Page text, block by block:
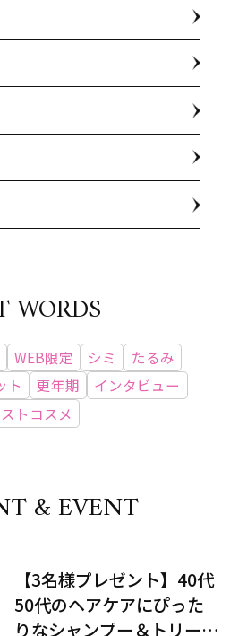
WORDS
WEB限定 シミ
たるみ
ト 更年期
インタビュー
トコスメ
& EVENT
【3名様プレゼント】40代
50代のヘアケアにぴった
りなシャンプー＆トリート